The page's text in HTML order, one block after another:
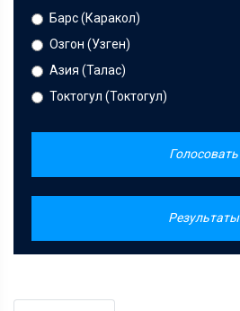
Барс (Каракол)
Озгон (Узген)
Азия (Талас)
Токтогул (Токтогул)
Голосовать
Результаты